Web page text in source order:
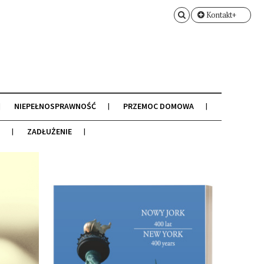
Kontakt+
NIEPEŁNOSPRAWNOŚĆ PRZEMOC DOMOWA
ZADŁUŻENIE